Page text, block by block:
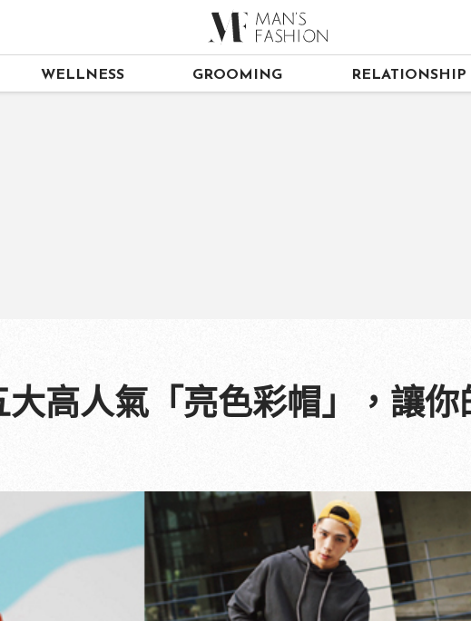
WELLNESS GROOMING RELATIONSHIP
高人氣「亮色彩帽」，讓